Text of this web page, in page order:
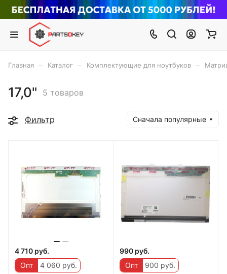
Главная Каталог Комплектующие для ноутбуков
17,0" 5 товаров
Фильтр Сначала популярные
4 710 руб.
Опт
4 060 руб.
990 руб.
Опт
900 руб.